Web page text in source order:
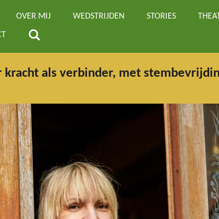
OVER MIJ WEDSTRIJDEN STORIES
kracht als verbinder, met